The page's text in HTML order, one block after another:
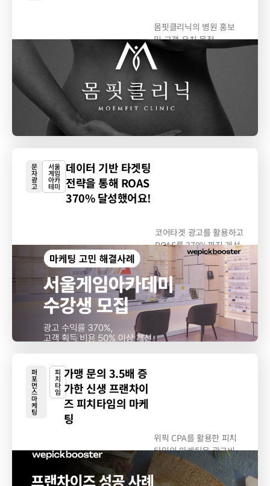
몸핏클리닉의 병원 홍보
및 고객 유치 목적
문
자
광
고
서울
게임
아카
테미
데이터 기반 타겟팅
전략을 통해 ROAS
370% 달성했어요!
코어타겟 광고를 활용하고
ROAS를 370%까지 개선
했습니다. 잠재 고객의...
퍼
포
먼
스
마
케
팅
피
치
타
임
가맹 문의 3.5배 증
가한 신생 프랜차이
즈 피치타임의 마케
팅
위픽 CPA를 활용한 피치
타임의 마케팅은 광고비
절감과 높은...